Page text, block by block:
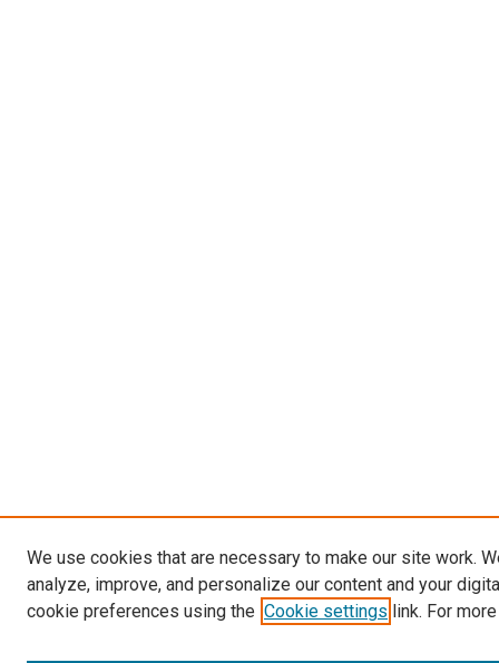
We use cookies that are necessary to make our site work.
analyze, improve, and personalize our content and your
cookie preferences using the Cookie settings link. For